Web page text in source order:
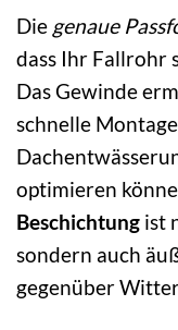
Die genaue
dass Ihr Fallrohr
Das Gewinde
schnelle
optimieren
Beschichtung ist
sondern auch
gegenüber